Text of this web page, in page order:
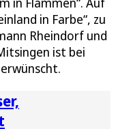
in Farbe“, zu
Rheindorf und
ist bei